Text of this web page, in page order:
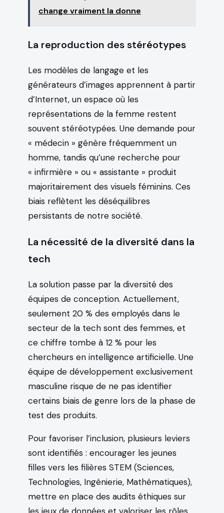
change vraiment la donne
La reproduction des stéréotypes
Les modèles de langage et les
générateurs d’images apprennent à partir
d’Internet, un espace où les
représentations de la femme restent
souvent stéréotypées. Une demande pour
« médecin » génère fréquemment un
homme, tandis qu’une recherche pour
« infirmière » ou « assistante » produit
majoritairement des visuels féminins. Ces
biais reflètent les déséquilibres
persistants de notre société.
La nécessité de la diversité dans la
tech
La solution passe par la diversité des
équipes de conception. Actuellement,
seulement 20 % des employés dans le
secteur de la tech sont des femmes, et
ce chiffre tombe à 12 % pour les
chercheurs en intelligence artificielle. Une
équipe de développement exclusivement
masculine risque de ne pas identifier
certains biais de genre lors de la phase de
test des produits.
Pour favoriser l’inclusion, plusieurs leviers
sont identifiés : encourager les jeunes
filles vers les filières STEM (Sciences,
Technologies, Ingénierie, Mathématiques),
mettre en place des audits éthiques sur